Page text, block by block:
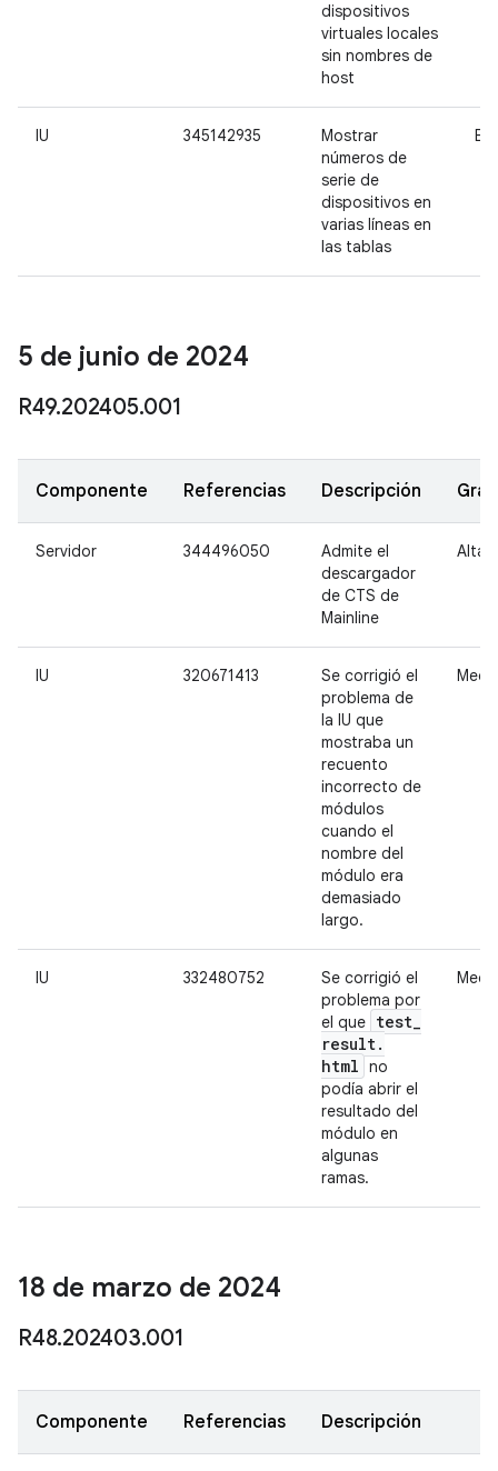
dispositivos
virtuales locales
sin nombres de
host
IU 345142935
Mostrar
números de
serie de
dispositivos en
varias líneas en
las tablas
5 de junio de 2024
R49.202405.001
Componente Referencias Descripción
Servidor 344496050
Admite el
descargador
de CTS de
Mainline
Alta
IU 320671413
Se corrigió el
problema de
la IU que
mostraba un
recuento
incorrecto de
módulos
cuando el
nombre del
módulo era
demasiado
largo.
IU 332480752
Se corrigió el
problema por
el que test_
result.
html no
podía abrir el
resultado del
módulo en
algunas
ramas.
18 de marzo de 2024
R48.202403.001
Componente Referencias Descripción